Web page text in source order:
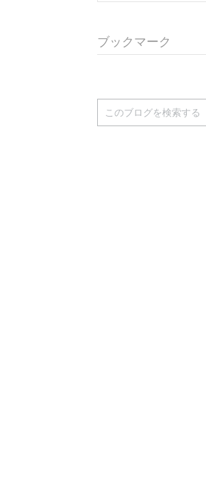
ブックマーク